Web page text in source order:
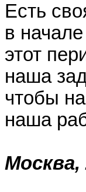
Есть
в
этот
наша
чтобы
наша
Москва,